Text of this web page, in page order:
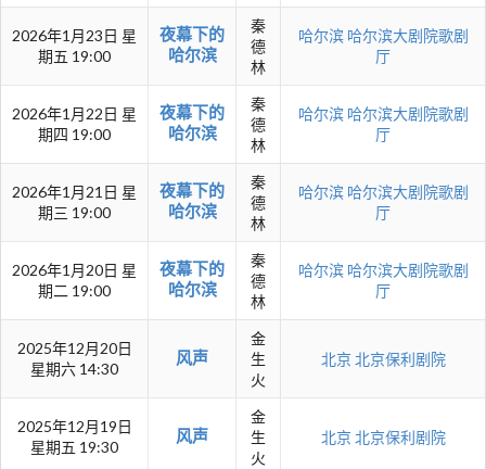
2026年1月23日 星
期五 19:00
夜幕下的
哈尔滨
秦
德
林
哈尔滨 哈尔滨大剧院歌剧
厅
2026年1月22日 星
期四 19:00
夜幕下的
哈尔滨
秦
德
林
哈尔滨 哈尔滨大剧院歌剧
厅
2026年1月21日 星
期三 19:00
夜幕下的
哈尔滨
秦
德
林
哈尔滨 哈尔滨大剧院歌剧
厅
2026年1月20日 星
期二 19:00
夜幕下的
哈尔滨
秦
德
林
哈尔滨 哈尔滨大剧院歌剧
厅
2025年12月20日
星期六 14:30
风声
金
生
火
北京 北京保利剧院
2025年12月19日
星期五 19:30
风声
金
生
火
北京 北京保利剧院